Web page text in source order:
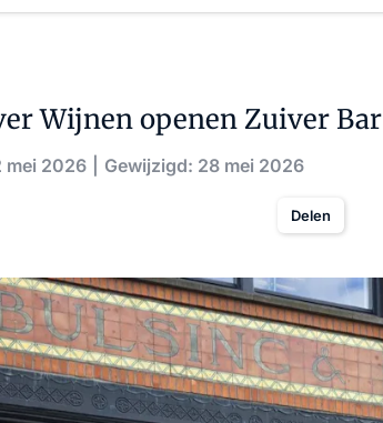
Wijnen openen Zuiver Bar
mei 2026 Gewijzigd: 28 mei 2026
Delen